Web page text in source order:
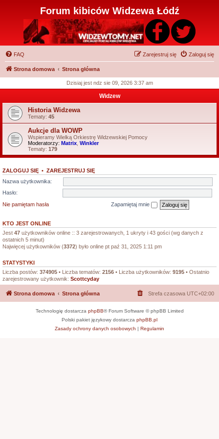
Forum kibiców Widzewa Łódź
FAQ Zaloguj się
Zarejestruj się
Strona domowa Strona główna
Dzisiaj jest ndz sie 09, 2026 3:37 am
Widzew
Historia Widzewa
Tematy: 45
Aukcje dla WOWP
Wspieramy Wielką Orkiestrę Widzewskiej Pomocy
Moderatorzy: Matrix Winkler
Tematy: 179
ZALOGUJ SIĘ • ZAREJESTRUJ SIĘ
Nazwa użytkownika:
Hasło:
Nie pamiętam hasła
Zapamiętaj mnie
KTO JEST ONLINE
Jest 47 użytkowników online :: 3 zarejestrowanych, 1 ukryty i 43 gości (wg danych z
ostatnich 5 minut)
Najwięcej użytkowników (3372) było online pt paź 31, 2025 1:11 pm
STATYSTYKI
Liczba postów: 374905 • Liczba tematów: 2156 • Liczba użytkowników: 9195 • Ostatnio
zarejestrowany użytkownik: Scottcyday
Strona domowa Strona główna Strefa czasowa UTC+02:00
Technologię dostarcza phpBB® Forum Software © phpBB Limited
Polski pakiet językowy dostarcza phpBB.pl
Zasady ochrony danych osobowych | Regulamin